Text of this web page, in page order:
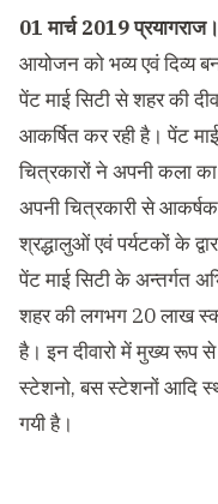
01 मार्च 2019 प्रयागराज।
आयोजन को भव्य एवं दिव्य
पेंट माई सिटी से शहर की
आकर्षित कर रही है। पेंट
चित्रकारों ने अपनी कला
अपनी चित्रकारी से
श्रद्धालुओं एवं पर्यटकों के
पेंट माई सिटी के अन्तर्गत
शहर की लगभग 20 लाख
है। इन दीवारो में मुख्य रूप से
स्टेशनो, बस स्टेशनों आदि
गयी है।